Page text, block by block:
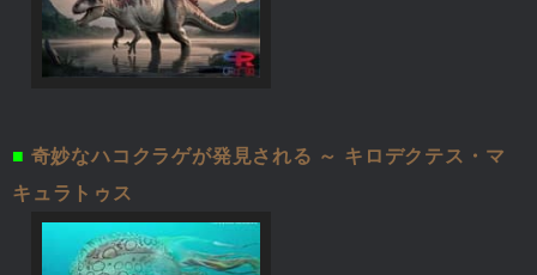
■ 奇妙なハコクラゲが発見される ～ キロデクテス・マ
キュラトゥス